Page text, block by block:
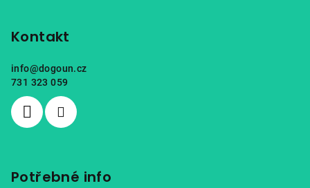
Kontakt
info@dogoun.cz
731 323 059
Potřebné info